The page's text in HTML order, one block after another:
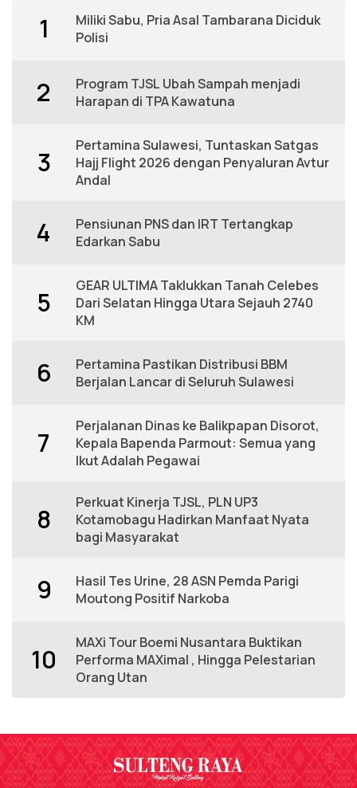
1
Miliki Sabu, Pria Asal Tambarana Diciduk
Polisi
2
Program TJSL Ubah Sampah menjadi
Harapan di TPA Kawatuna
3
Pertamina Sulawesi, Tuntaskan Satgas
Hajj Flight 2026 dengan Penyaluran Avtur
Andal
4
Pensiunan PNS dan IRT Tertangkap
Edarkan Sabu
5
GEAR ULTIMA Taklukkan Tanah Celebes
Dari Selatan Hingga Utara Sejauh 2740
KM
6
Pertamina Pastikan Distribusi BBM
Berjalan Lancar di Seluruh Sulawesi
7
Perjalanan Dinas ke Balikpapan Disorot,
Kepala Bapenda Parmout: Semua yang
Ikut Adalah Pegawai
8
Perkuat Kinerja TJSL, PLN UP3
Kotamobagu Hadirkan Manfaat Nyata
bagi Masyarakat
9
Hasil Tes Urine, 28 ASN Pemda Parigi
Moutong Positif Narkoba
10
MAXi Tour Boemi Nusantara Buktikan
Performa MAXimal , Hingga Pelestarian
Orang Utan